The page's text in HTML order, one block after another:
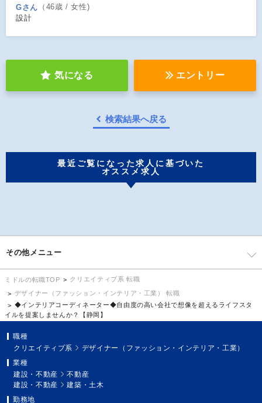
Gさん （46歳 / 女性)
設計
気になる エントリー
検索結果へ戻る
最近ご覧になった求人に基づいた
オススメ求人
その他メニュー
ミドルの転職TOP
クリエイティブ系 転職
デザイナー（ファッション・インテリア・工業） 転職
◆インテリアコーディネーター◆自由度の高い会社で想像を超えるライフスタ
イルを提案しませんか？【静岡】
職種
クリエイティブ系
デザイナー（ファッション・インテリア・工業）
業種
建設・不動産
不動産
建設・不動産
建築・土木
勤務地